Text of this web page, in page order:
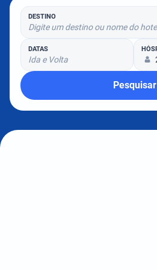
DESTINO
Digite um destino ou nome do
DATAS
Ida e Volta
Pesquisar